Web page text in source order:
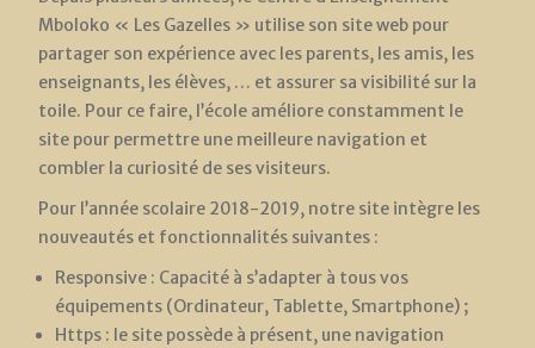
Mboloko « Les Gazelles » utilise son site web pour
partager son expérience avec les parents, les amis, les
enseignants, les élèves, … et assurer sa visibilité sur la
toile. Pour ce faire, l’école améliore constamment le
site pour permettre une meilleure navigation et
combler la curiosité de ses visiteurs.
Pour l’année scolaire 2018-2019, notre site intègre les
nouveautés et fonctionnalités suivantes :
Responsive : Capacité à s’adapter à tous vos
équipements (Ordinateur, Tablette, Smartphone) ;
Https : le site possède à présent, une navigation